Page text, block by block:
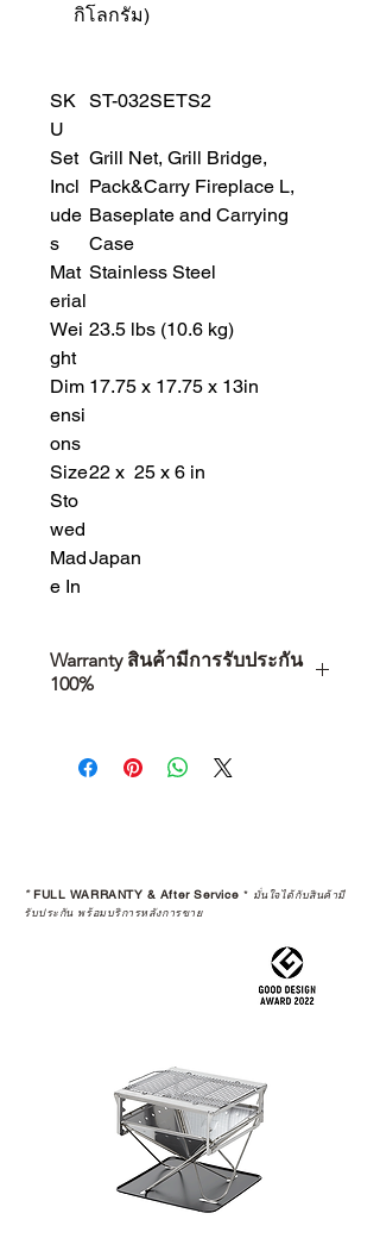
กิโลกรัม)
SK
U
ST-032SETS2
Set
Incl
ude
s
Grill Net, Grill Bridge,
Pack&Carry Fireplace L,
Baseplate and Carrying
Case
Mat
erial
Stainless Steel
Wei
ght
23.5 lbs (10.6 kg)
Dim
ensi
ons
17.75 x 17.75 x 13in
Size
Sto
wed
22 x 25 x 6 in
Mad
e In
Japan
Warranty สินค้ามีการรับประกัน
100%
คุณตัดสินใจซื้อ แต่รวมไปถึง
“ประสบการณ์หลังการใช้งาน” ใน
STUDIO และร้านตัวแทนจำหน่ายที่
ได้รับการแต่งตั้งอย่างเป็นทางการ จะ
การบริการหลังการขายที่ถูกต้องตาม
มาตรฐานของแบรนด์ ไม่ว่าจะ
ก่อนตัดสินใจซื้อสินค้า เราอยาก
แนะนำให้คุณสอบถามทุกครั้งว่า ร้าน
ค้าที่คุณกำลังเลือกซื้อนั้น มีการรับ
ประกันสินค้าจากตัวแทนจำหน่าย
*FULL WARRANTY & After Service * มั่นใจได้กับสินค้ามี
รับประกัน พร้อมบริการหลังการขาย